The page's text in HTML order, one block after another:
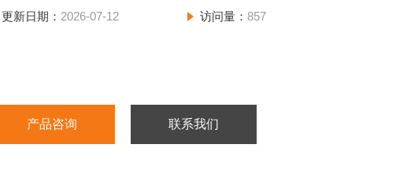
更新日期： 2026-07-12 访问量： 857
产品咨询 联系我们